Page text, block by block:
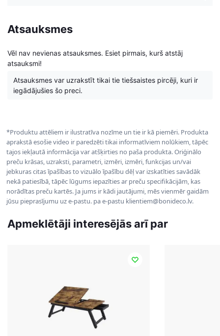
Atsauksmes
Vēl nav nevienas atsauksmes. Esiet pirmais, kurš atstāj
atsauksmi!
Atsauksmes var uzrakstīt tikai tie tiešsaistes pircēji, kuri ir
iegādājušies šo preci.
*Produktu attēliem ir ilustratīva nozīme un tie ir kā piemēri. Produkta
aprakstā esošie video ir paredzēti tikai informatīviem nolūkiem, tāpēc
tajos iekļautā informācija var atšķirties no paša produkta. Oriģinālo
preču krāsas, uzraksti, parametri, izmēri, izmēri, funkcijas un/vai
jebkuras citas īpašības to vizuālo īpašību dēļ var izskatīties savādāk
nekā patiesībā, tāpēc lūgums iepazīties ar preču specifikācijām, kas
norādītas preču kartēs. Ja jums ir kādi jautājumi, mēs vienmēr gaidām
jūsu pieprasījumu uz e-pastu. pa e-pastu klientiem@bonideco.lv.
Apmeklētāji interesējās arī par